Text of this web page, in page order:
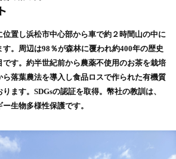
置し浜松市中心部から車で約２時間山の中に
。周辺は98％が森林に覆われ約400年の歴史
す。約半世紀前から農薬不使用のお茶を栽培
ら落葉農法を導入し食品ロスで作られた有機質
ます。SDGsの認証を取得。幣社の教訓は、
生物多様性保護です。